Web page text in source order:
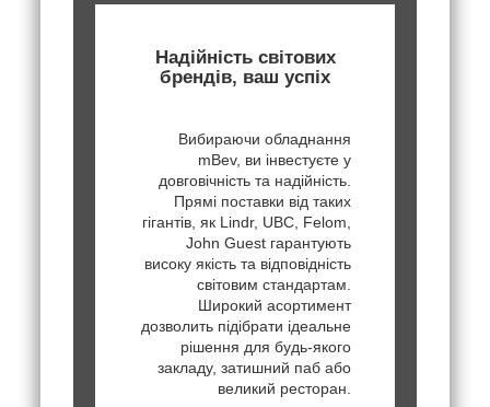
Надійність світових
брендів, ваш успіх
Вибираючи обладнання
mBev, ви інвестуєте у
довговічність та надійність.
Прямі поставки від таких
гігантів, як Lindr, UBC, Felom,
John Guest гарантують
високу якість та відповідність
світовим стандартам.
Широкий асортимент
дозволить підібрати ідеальне
рішення для будь-якого
закладу, затишний паб або
великий ресторан.